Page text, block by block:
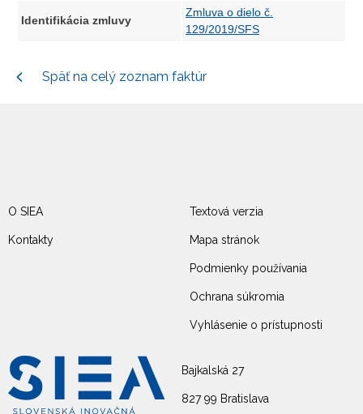
Identifikácia zmluvy
Zmluva o dielo č.
129/2019/SFS
Späť na celý zoznam faktúr
Bajkalská 27
827 99 Bratislava
O SIEA
Kontakty
Textová verzia
Mapa stránok
Podmienky používania
Ochrana súkromia
Vyhlásenie o prístupnosti